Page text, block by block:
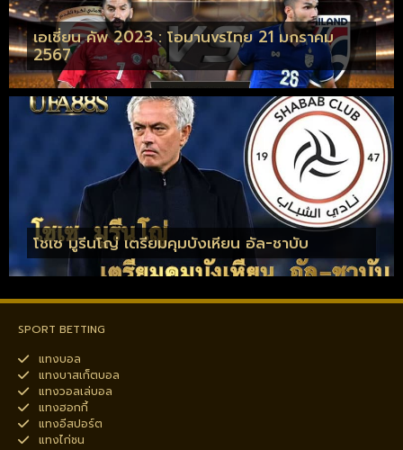
เอเชี่ยน คัพ 2023 : โอมานvsไทย 21 มกราคม
2567
โชเซ มูรีนโญ่ เตรียมคุมบังเหียน อัล-ชาบับ
SPORT BETTING
แทงบอล
แทงบาสเก็ตบอล
แทงวอลเล่บอล
แทงฮอกกี้
แทงอีสปอร์ต
แทงไก่ชน